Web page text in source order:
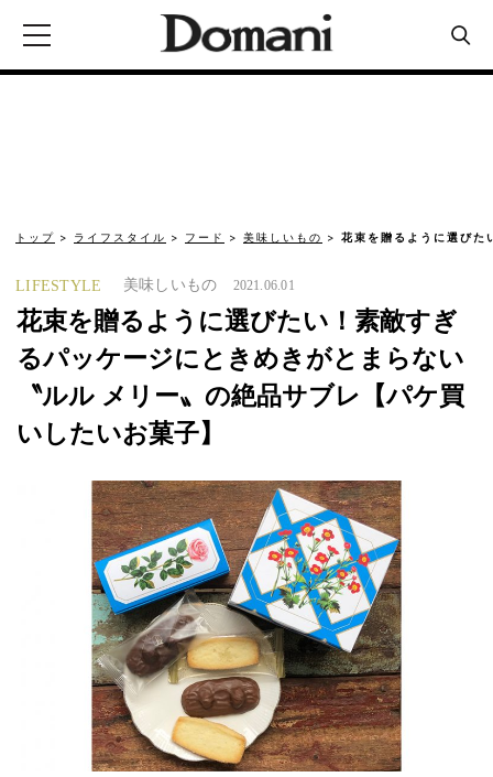
トップ ライフスタイル フード 美味しいもの 花束を贈るように選びた
LIFESTYLE 美味しいもの 2021.06.01
花束を贈るように選びたい！素敵すぎ
るパッケージにときめきがとまらない
〝ルル メリー〟の絶品サブレ【パケ買
いしたいお菓子】